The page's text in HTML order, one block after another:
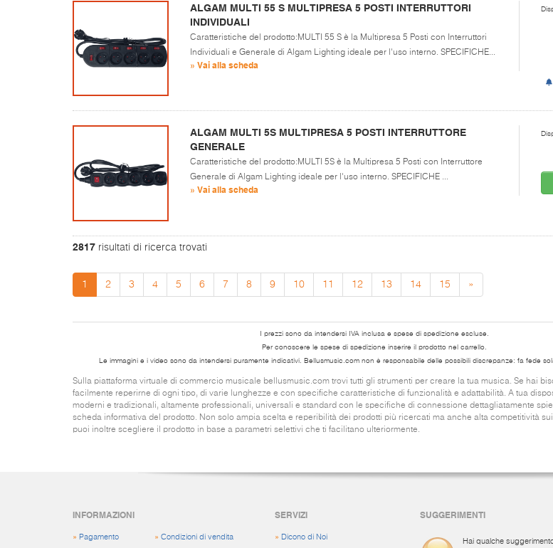
ALGAM MULTI 55 S MULTIPRESA 5 POSTI INTERRUTTORI
INDIVIDUALI
Caratteristiche del prodotto:MULTI 55 S è la Multipresa 5 Posti con Interruttori
Individuali e Generale di Algam Lighting ideale per l'uso interno. SPECIFICHE...
» Vai alla scheda
ALGAM MULTI 5S MULTIPRESA 5 POSTI INTERRUTTORE
GENERALE
Caratteristiche del prodotto:MULTI 5S è la Multipresa 5 Posti con Interruttore
Generale di Algam Lighting ideale per l'uso interno. SPECIFICHE ...
» Vai alla scheda
2817 risultati di ricerca trovati
1 2 3 4 5 6 7 8 9 10 11 12 13 14 15 »
I prezzi sono da intendersi IVA inclusa e spese di spedizione escluse.
Per conoscere le spese di spedizione inserire il prodotto nel carrello.
Le immagini e i video sono da intendersi puramente indicativi. Bellusmusic.com non è responsabile delle possibili discrepanze: fa fede
Sulla piattaforma virtuale di commercio musicale bellusmusic.com trovi tutti gli strumenti per creare la tua musica. Se hai
facilmente reperirne di ogni tipo, di varie lunghezze e con specifiche caratteristiche di funzionalità e adattabilità. A tua
moderni e tradizionali, altamente professionali, universali e standard con le specifiche di connessione dettagliatamente
scheda informativa del prodotto. Non solo ampia scelta e reperibilità dei prodotti più ricercati ma anche alta competitività
puoi inoltre scegliere il prodotto in base a parametri selettivi che ti facilitano ulteriormente.
INFORMAZIONI
» Pagamento
» Condizioni di vendita
SERVIZI
» Dicono di Noi
SUGGERIMENTI
Hai qualche